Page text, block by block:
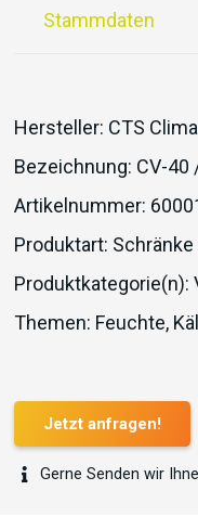
Stammdaten
Hersteller: CTS
Bezeichnung: CV-40
Artikelnummer:
Produktart: Schränke
Produktkategorie(n):
Themen: Feuchte,
Jetzt anfragen!
Gerne Senden wir